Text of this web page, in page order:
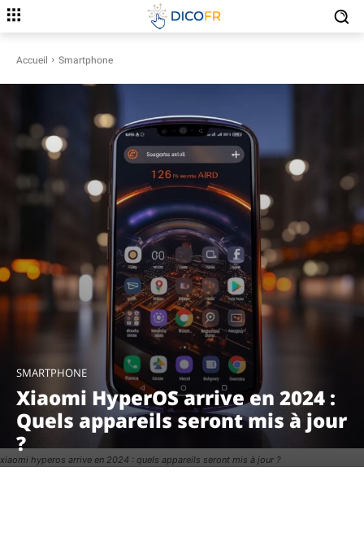
Accueil Smartphone
xiaomi hyperos arrive en 2024 : quels appareils seront mis à jour ?
SMARTPHONE
Xiaomi HyperOS arrive en 2024 :
Quels appareils seront mis à jour
?